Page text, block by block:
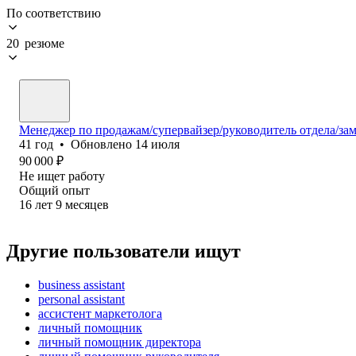
По соответствию
20 резюме
Менеджер по продажам/супервайзер/руководитель отдела/
41 год • Обновлено 14 июля
90 000 ₽
Не ищет работу
Общий опыт
16 лет 9 месяцев
Другие пользователи ищут
business assistant
personal assistant
ассистент маркетолога
личный помощник
личный помощник директора